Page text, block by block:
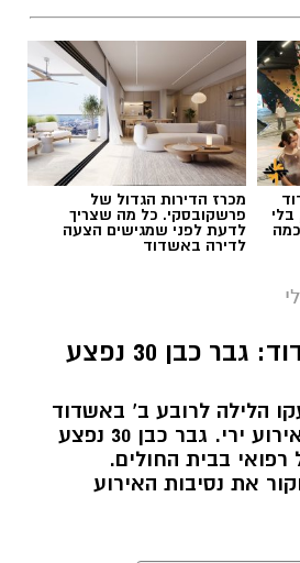
מכרז הדירות הגדול של
פרשקובסקי. כל מה שצריך
לדעת לפני שמגישים הצעה
לדירה באשדוד
אירוע ירי באשדוד: גבר כבן 30 נפצע
הלילה לרובע ב’ באשדוד
בעקבות דיווח על אירוע ירי. גבר כבן 30 נפצע
רפואי בבית החולים.
את נסיבות האירוע